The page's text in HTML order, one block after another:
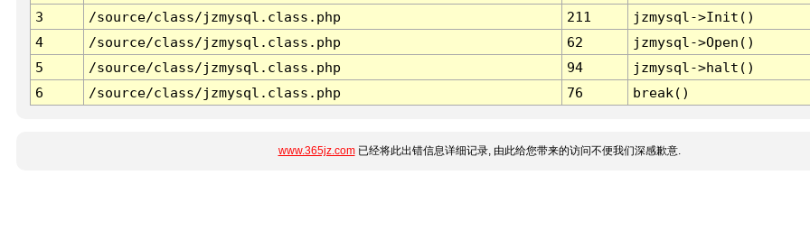
3
/source/class/jzmysql.class.php 211
jzmysql->Init()
4
/source/class/jzmysql.class.php 62
jzmysql->Open()
5
/source/class/jzmysql.class.php 94
jzmysql->halt()
6
/source/class/jzmysql.class.php 76 break()
www.365jz.com已经将此出错信息详细记录, 由此给您带来的访问不便我们深感歉意.